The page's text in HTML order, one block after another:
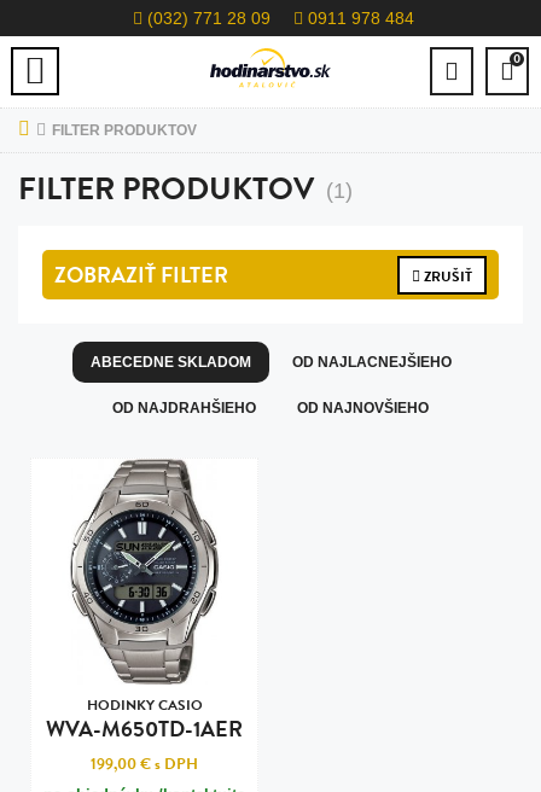
(032) 771 28 09 0911 978 484
0
FILTER PRODUKTOV
FILTER PRODUKTOV (1)
ZOBRAZIŤFILTER ZRUŠIŤ
ABECEDNE SKLADOM OD NAJLACNEJŠIEHO
OD NAJDRAHŠIEHO OD NAJNOVŠIEHO
HODINKY CASIO
WVA-M650TD-1AER
199,00 €s DPH